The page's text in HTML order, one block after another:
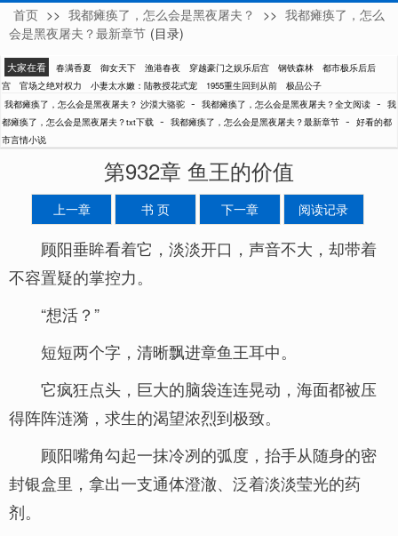
沙漠大骆驼
首页 >> 我都瘫痪了，怎么会是黑夜屠夫？ >> 我都瘫痪了，怎么
会是黑夜屠夫？最新章节 (目录)
大家在看 春满香夏 御女天下 渔港春夜 穿越豪门之娱乐后宫 钢铁森林
都市极乐后后
宫
官场之绝对权力 小妻太水嫩：陆教授花式宠 1955重生回到从前
极品公子
我都瘫痪了，怎么会是黑夜屠夫？ 沙漠大骆驼 - 我都瘫痪了，怎么会是黑夜屠夫？全文阅读 - 我
都瘫痪了，怎么会是黑夜屠夫？txt下载 - 我都瘫痪了，怎么会是黑夜屠夫？最新章节 - 好看的都
市言情小说
第932章 鱼王的价值
上一章 书 页 下一章 阅读记录
顾阳垂眸看着它，淡淡开口，声音不大，却带着
不容置疑的掌控力。
“想活？”
短短两个字，清晰飘进章鱼王耳中。
它疯狂点头，巨大的脑袋连连晃动，海面都被压
得阵阵涟漪，求生的渴望浓烈到极致。
顾阳嘴角勾起一抹冷冽的弧度，抬手从随身的密
封银盒里，拿出一支通体澄澈、泛着淡淡莹光的药
剂。